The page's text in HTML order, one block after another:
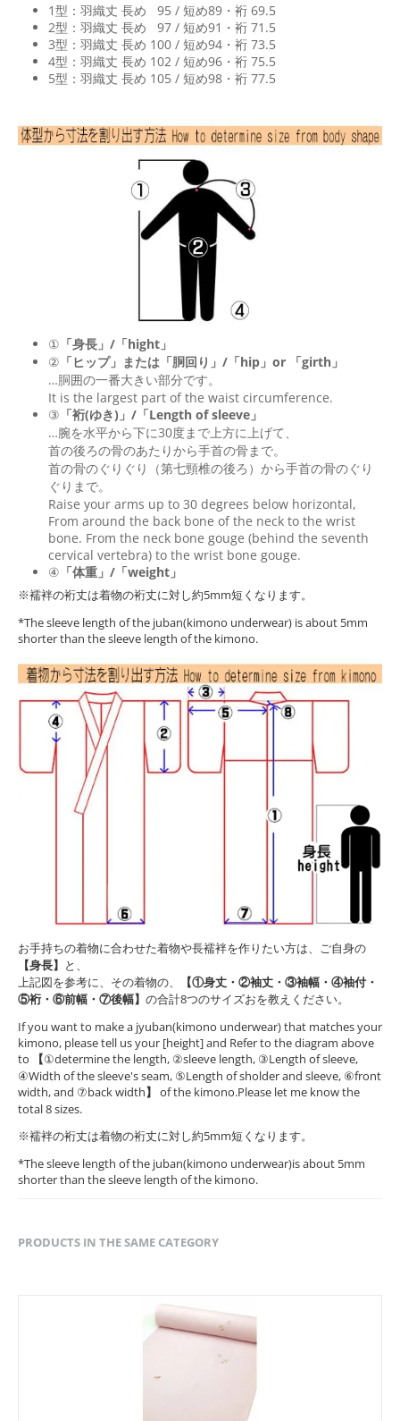
1型：羽織丈 長め 95 / 短め89・裄 69.5
2型：羽織丈 長め 97 / 短め91・裄 71.5
3型：羽織丈 長め 100 / 短め94・裄 73.5
4型：羽織丈 長め 102 / 短め96・裄 75.5
5型：羽織丈 長め 105 / 短め98・裄 77.5
① 「身長」/「hight」
② 「ヒップ」または「胴回り」/「hip 」or 「girth 」
…胴囲の一番大きい部分です。
It is the largest part of the waist circumference.
③ 「裄(ゆき)」/「Length of sleeve」
…腕を水平から下に30度まで上方に上げて、
首の後ろの骨のあたりから手首の骨まで。
首の骨のぐりぐり（第七頸椎の後ろ）から手首の骨のぐり
ぐりまで。
Raise your arms up to 30 degrees below horizontal,
From around the back bone of the neck to the wrist
bone. From the neck bone gouge (behind the seventh
cervical vertebra) to the wrist bone gouge.
④ 「体重」/「weight」
※襦袢の裄丈は着物の裄丈に対し約5mm短くなります。
*The sleeve length of the juban(kimono underwear) is about 5mm
shorter than the sleeve length of the kimono.
お手持ちの着物に合わせた着物や長襦袢を作りたい方は、ご自身の
【身長】 と、
上記図を参考に、その着物の、
【①身丈・②袖丈・③袖幅・④袖付・
⑤裄・⑥前幅・⑦後幅】 の合計8つのサイズおを教えください。
If you want to make a jyuban(kimono underwear) that matches your
kimono, please tell us your [height] and Refer to the diagram above
to
【①determine the length, ②sleeve length, ③Length of sleeve,
④Width of the sleeve's seam, ⑤Length of sholder and sleeve, ⑥front
width, and ⑦back width】 of the kimono.Please let me know the
total 8 sizes.
※襦袢の裄丈は着物の裄丈に対し約5mm短くなります。
*The sleeve length of the juban(kimono underwear)is about 5mm
shorter than the sleeve length of the kimono.
PRODUCTS IN THE SAME CATEGORY